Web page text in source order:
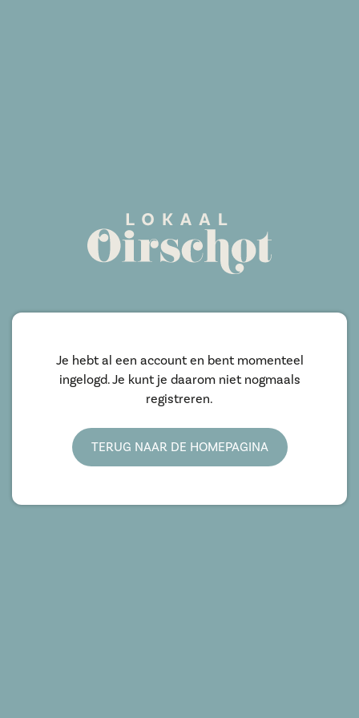
Je hebt al een account en bent momenteel
ingelogd. Je kunt je daarom niet nogmaals
registreren.
TERUG NAAR DE HOMEPAGINA